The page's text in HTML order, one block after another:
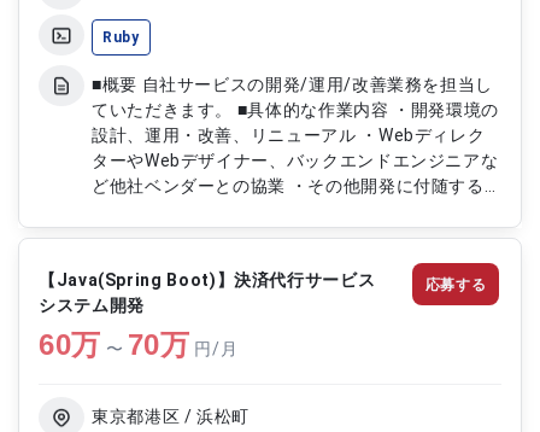
Ruby
■概要 自社サービスの開発/運用/改善業務を担当し
ていただきます。 ■具体的な作業内容 ・開発環境の
設計、運用・改善、リニューアル ・Webディレク
ターやWebデザイナー、バックエンドエンジニアな
ど他社ベンダーとの協業 ・その他開発に付随する
【Java(Spring Boot)】決済代行サービス
システム開発
60万 〜 70万 円/月
東京都港区 / 浜松町
応募する